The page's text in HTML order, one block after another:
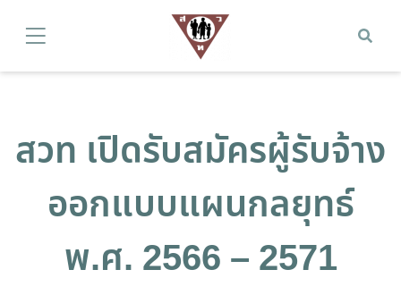
สวท เปิดรับสมัครผู้รับจ้าง
ออกแบบแผนกลยุทธ์
พ.ศ. 2566 – 2571